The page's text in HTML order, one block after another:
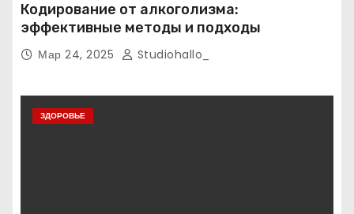
Кодирование от алкоголизма:
эффективные методы и подходы
Мар 24, 2025 Studiohallo_
ЗДОРОВЬЕ